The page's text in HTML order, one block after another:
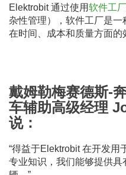
Elektrobit 通过使用软件工厂
杂性管理），软件工厂是
在时间、成本和质量方面的
戴姆勒梅赛德斯-
车辅助高级经理
说：
“得益于Elektrobit 在开发用
专业知识，我们能够提供